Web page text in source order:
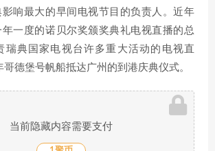
响最大的早间电视节目的负责人。近年
一度的诺贝尔奖颁奖典礼电视直播的总
瑞典国家电视台许多重大活动的电视直
德堡号帆船抵达广州的到港庆典仪式。
当前隐藏内容需要支付